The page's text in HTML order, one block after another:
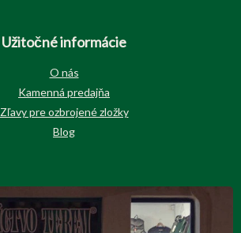
Užitočné informácie
O nás
Kamenná predajňa
Zľavy pre ozbrojené zložky
Blog